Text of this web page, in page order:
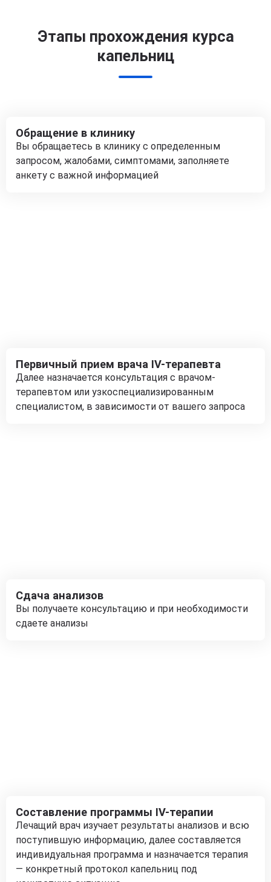
Этапы прохождения курса
капельниц
Обращение в клинику
Вы обращаетесь в клинику с определенным
запросом, жалобами, симптомами, заполняете
анкету с важной информацией
Первичный прием врача IV-терапевта
Далее назначается консультация с врачом-
терапевтом или узкоспециализированным
специалистом, в зависимости от вашего запроса
Сдача анализов
Вы получаете консультацию и при необходимости
сдаете анализы
Составление программы IV-терапии
Лечащий врач изучает результаты анализов и всю
поступившую информацию, далее составляется
индивидуальная программа и назначается терапия
— конкретный протокол капельниц под